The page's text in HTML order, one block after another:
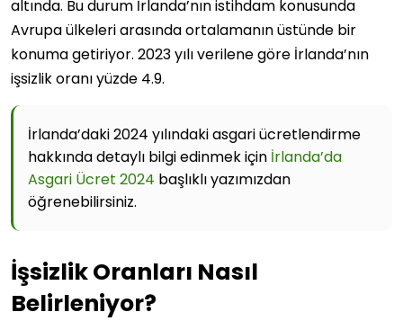
altında. Bu durum İrlanda’nın istihdam konusunda
Avrupa ülkeleri arasında ortalamanın üstünde bir
konuma getiriyor. 2023 yılı verilene göre İrlanda’nın
işsizlik oranı yüzde 4.9.
İrlanda’daki 2024 yılındaki asgari ücretlendirme
hakkında detaylı bilgi edinmek için İrlanda’da
Asgari Ücret 2024 başlıklı yazımızdan
öğrenebilirsiniz.
İşsizlik Oranları Nasıl
Belirleniyor?